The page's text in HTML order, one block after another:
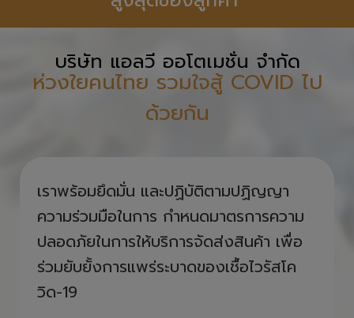
บริษัท แอลวี ออโตเมชั่น จำกัด
ห่วงใยคนไทย รวมใจสู้ COVID ไป
ด้วยกัน
เราพร้อมยึดมั่น และปฏิบัติตามปฏิญญา
ความร่วมมือในการ กำหนดมาตรการความ
ปลอดภัยในการให้บริการจัดส่งสินค้า เพื่อ
ร่วมยับยั้งการแพร่ระบาดของเชื้อไวรัสโค
วิด-19